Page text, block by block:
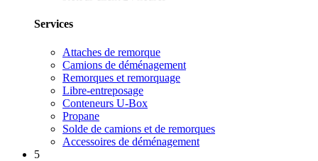
Services
Attaches de remorque
Camions de déménagement
Remorques et remorquage
Libre-entreposage
Conteneurs U-Box
Propane
Solde de camions et de remorques
Accessoires de déménagement
5